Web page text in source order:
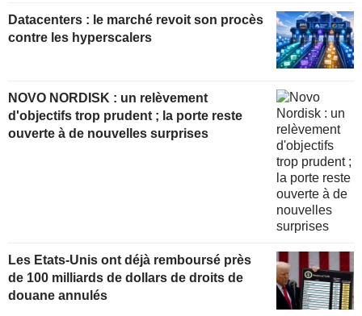
Datacenters : le marché revoit son procès
contre les hyperscalers
NOVO NORDISK : un relèvement
d'objectifs trop prudent ; la porte reste
ouverte à de nouvelles surprises
Les Etats-Unis ont déjà remboursé près
de 100 milliards de dollars de droits de
douane annulés